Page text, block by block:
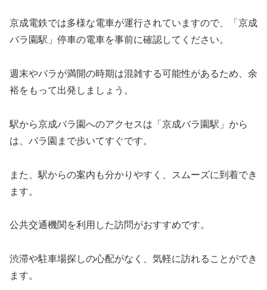
京成電鉄では多様な電車が運行されていますので、「京成
バラ園駅」停車の電車を事前に確認してください。
週末やバラが満開の時期は混雑する可能性があるため、余
裕をもって出発しましょう。
駅から京成バラ園へのアクセスは「京成バラ園駅」から
は、バラ園まで歩いてすぐです。
また、駅からの案内も分かりやすく、スムーズに到着でき
ます。
公共交通機関を利用した訪問がおすすめです。
渋滞や駐車場探しの心配がなく、気軽に訪れることができ
ます。